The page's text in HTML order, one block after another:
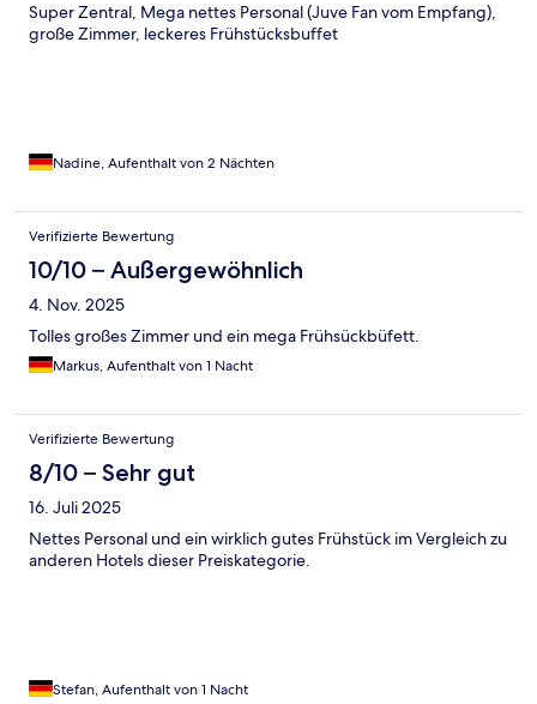
Super Zentral, Mega nettes Personal (Juve Fan vom Empfang),
große Zimmer, leckeres Frühstücksbuffet
Nadine, Aufenthalt von 2 Nächten
Verifizierte Bewertung
10/10 – Außergewöhnlich
4. Nov. 2025
Tolles großes Zimmer und ein mega Frühsückbüfett.
Markus, Aufenthalt von 1 Nacht
Verifizierte Bewertung
8/10 – Sehr gut
16. Juli 2025
Nettes Personal und ein wirklich gutes Frühstück im Vergleich zu
anderen Hotels dieser Preiskategorie.
Stefan, Aufenthalt von 1 Nacht